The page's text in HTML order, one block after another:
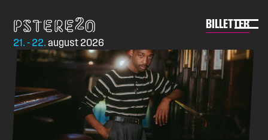
content
Pstereo
21. - 22. august 2026
BILLETTER